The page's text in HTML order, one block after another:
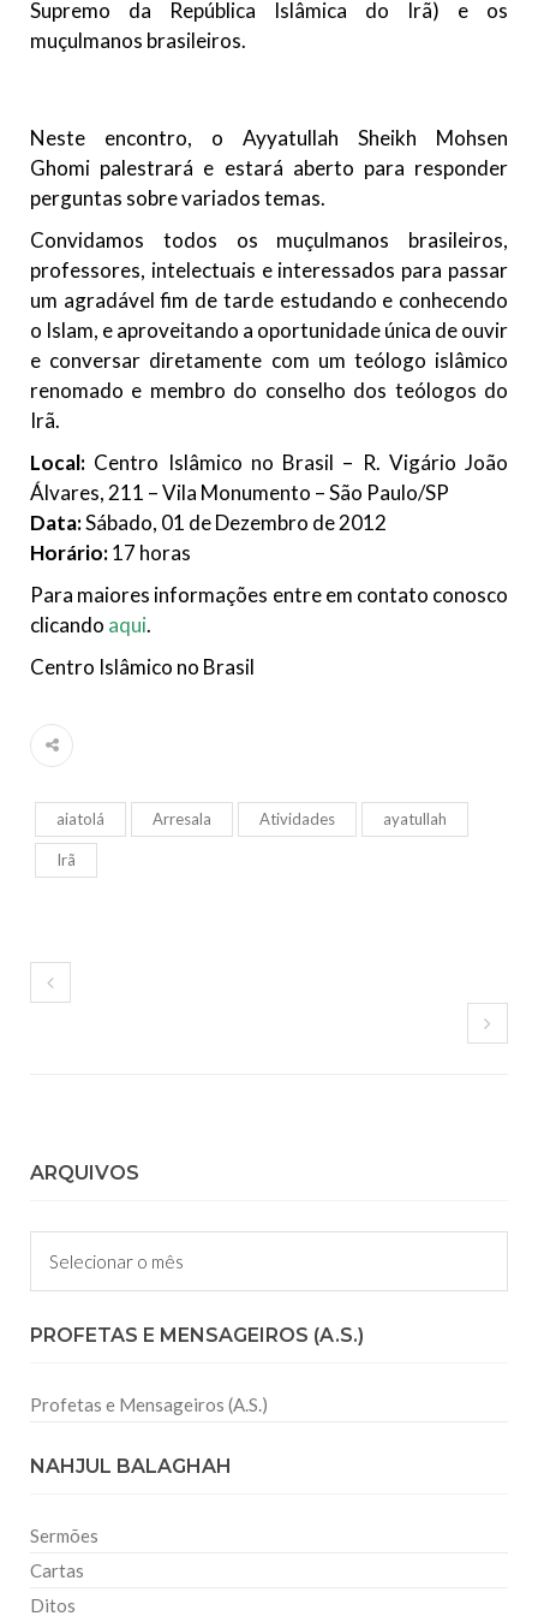
Supremo da República Islâmica do Irã) e os
muçulmanos brasileiros.
Neste encontro, o Ayyatullah Sheikh Mohsen
Ghomi palestrará e estará aberto para responder
perguntas sobre variados temas.
Convidamos todos os muçulmanos brasileiros,
professores, intelectuais e interessados para passar
um agradável fim de tarde estudando e conhecendo
o Islam, e aproveitando a oportunidade única de ouvir
e conversar diretamente com um teólogo islâmico
renomado e membro do conselho dos teólogos do
Irã.
Local: Centro Islâmico no Brasil – R. Vigário João
Álvares, 211 – Vila Monumento – São Paulo/SP
Data:Sábado, 01 de Dezembro de 2012
Horário:17 horas
Para maiores informações entre em contato conosco
clicando aqui.
Centro Islâmico no Brasil
aiatolá Arresala Atividades ayatullah
Irã
ARQUIVOS
Arquivos
PROFETAS E MENSAGEIROS (A.S.)
Profetas e Mensageiros (A.S.)
NAHJUL BALAGHAH
Sermões
Cartas
Ditos